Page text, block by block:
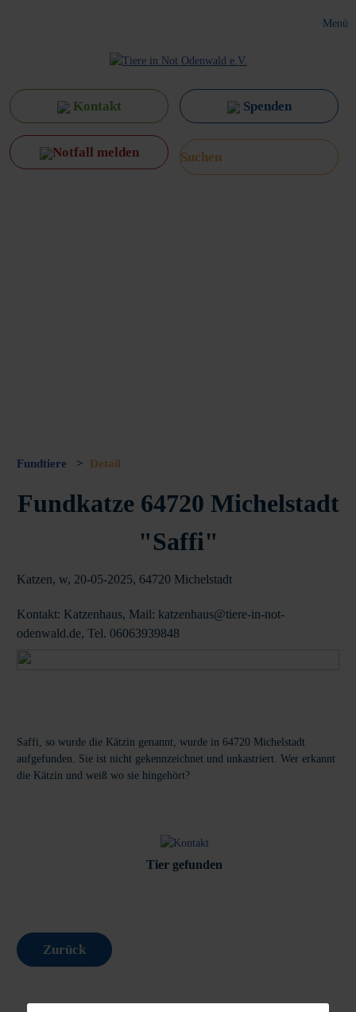
Menü
Kontakt Spenden
Notfall melden
Fundtiere > Detail
Fundkatze 64720 Michelstadt
"Saffi"
Katzen, w, 20-05-2025, 64720 Michelstadt
Kontakt: Katzenhaus, Mail: katzenhaus@tiere-in-not-
odenwald.de, Tel. 06063939848
Saffi, so wurde die Kätzin genannt, wurde in 64720 Michelstadt
aufgefunden. Sie ist nicht gekennzeichnet und unkastriert. Wer erkannt
die Kätzin und weiß wo sie hingehört?
Tier gefunden
Zurück